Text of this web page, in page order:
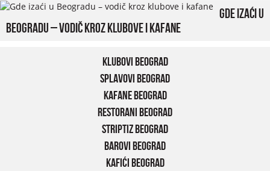
Gde izaći u
Beogradu – vodič kroz klubove i kafane
Klubovi Beograd
Splavovi Beograd
Kafane Beograd
Restorani Beograd
Striptiz Beograd
Barovi Beograd
Kafići Beograd